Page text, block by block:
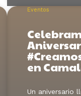
Eventos
en
Un aniversario